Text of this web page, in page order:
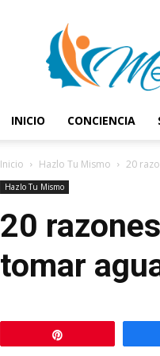
Sano
INICIO CONCIENCIA
Inicio Hazlo Tu Mismo 20
Hazlo Tu Mismo
20
tomar